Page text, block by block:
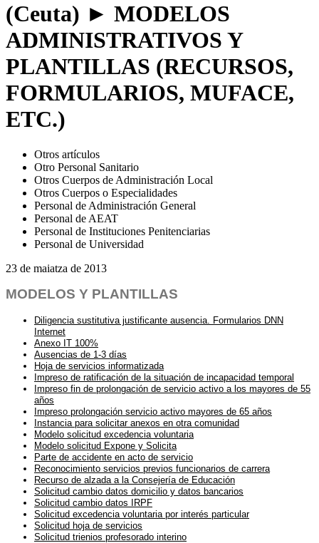
(Ceuta) ► MODELOS
ADMINISTRATIVOS Y
PLANTILLAS (RECURSOS,
FORMULARIOS, MUFACE,
ETC.)
Otros artículos
Otro Personal Sanitario
Otros Cuerpos de Administración Local
Otros Cuerpos o Especialidades
Personal de Administración General
Personal de AEAT
Personal de Instituciones Penitenciarias
Personal de Universidad
23 de maiatza de 2013
MODELOS Y PLANTILLAS
Diligencia sustitutiva justificante ausencia. Formularios DNN
Internet
Anexo IT 100%
Ausencias de 1-3 días
Hoja de servicios informatizada
Impreso de ratificación de la situación de incapacidad temporal
Impreso fin de prolongación de servicio activo a los mayores de 55
años
Impreso prolongación servicio activo mayores de 65 años
Instancia para solicitar anexos en otra comunidad
Modelo solicitud excedencia voluntaria
Modelo solicitud Expone y Solicita
Parte de accidente en acto de servicio
Reconocimiento servicios previos funcionarios de carrera
Recurso de alzada a la Consejería de Educación
Solicitud cambio datos domicilio y datos bancarios
Solicitud cambio datos IRPF
Solicitud excedencia voluntaria por interés particular
Solicitud hoja de servicios
Solicitud trienios profesorado interino